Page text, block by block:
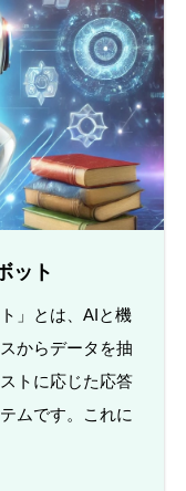
ット
」とは、AIと機
からデータを抽
トに応じた応答
ムです。これに